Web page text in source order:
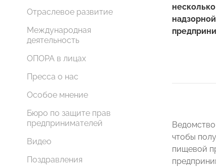
Отраслевое развитие
Международная
деятельность
ОПОРА в лицах
Пресса о нас
Особое мнение
Бюро по защите прав
предпринимателей
Видео
Поздравления
Ведомство
чтобы
пищевой